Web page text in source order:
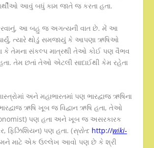
આવું બધું કામ જાતે જ કરતા હતા.
આ બહુ જ અગત્યની વાત છે. મેં આ
ત્યારે થોડું સમજાયું કે આપણા ઋષિઓ
કે તેમના સંકલ્પ માત્રથી તેઓ કોઈ પણ વૈભવ
તેમ છતાં તેઓ એટલી સાદાઈથી કેમ રહેતા
અને મહાભારતમાં પણ ભારદ્વાજ ઋષિના
ઋષિ ખૂબ જ વિદ્વાન ઋષિ હતા, તેઓ
પણ હતા અને ખૂબ જ અસરકારક
ફિઝિશિયન) પણ હતા. (સ્રોત: http://wiki-
માટે એક ઉલ્લેખ આવો પણ છે કે શ્રી